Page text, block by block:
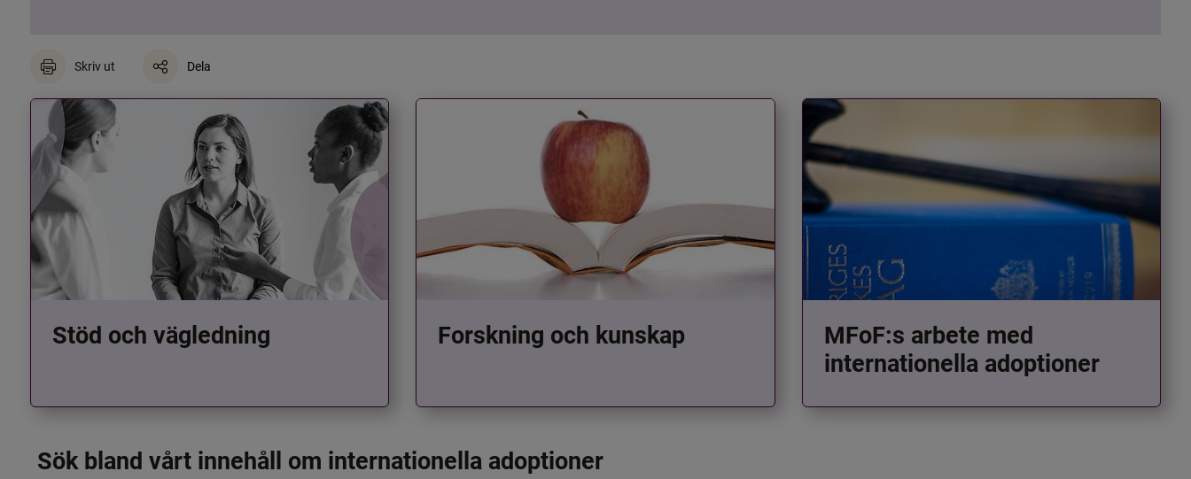
Skriv ut Dela
Stöd och vägledning Forskning och kunskap
MFoF:s arbete med
internationella adoptioner
Sök bland vårt innehåll om internationella adoptioner